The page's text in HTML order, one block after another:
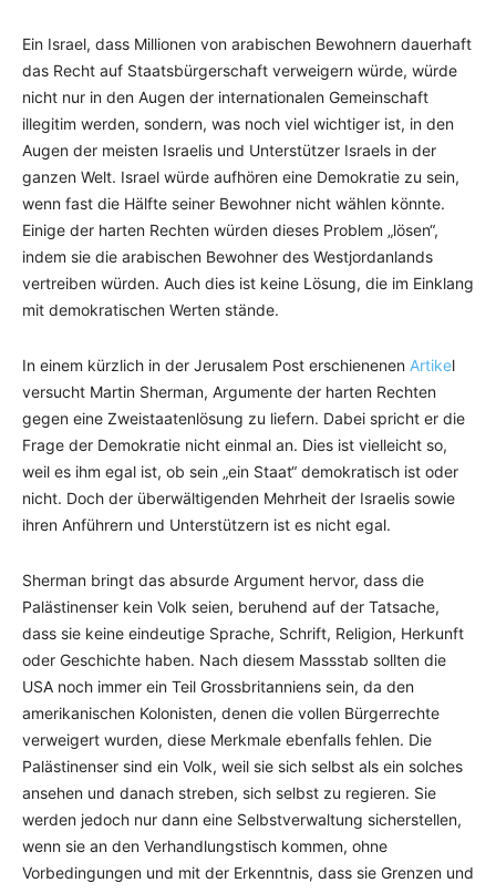
Ein Israel, dass Millionen von arabischen Bewohnern dauerhaft
das Recht auf Staatsbürgerschaft verweigern würde, würde
nicht nur in den Augen der internationalen Gemeinschaft
illegitim werden, sondern, was noch viel wichtiger ist, in den
Augen der meisten Israelis und Unterstützer Israels in der
ganzen Welt. Israel würde aufhören eine Demokratie zu sein,
wenn fast die Hälfte seiner Bewohner nicht wählen könnte.
Einige der harten Rechten würden dieses Problem „lösen“,
indem sie die arabischen Bewohner des Westjordanlands
vertreiben würden. Auch dies ist keine Lösung, die im Einklang
mit demokratischen Werten stände.
In einem kürzlich in der Jerusalem Post erschienenen Artikel
versucht Martin Sherman, Argumente der harten Rechten
gegen eine Zweistaatenlösung zu liefern. Dabei spricht er die
Frage der Demokratie nicht einmal an. Dies ist vielleicht so,
weil es ihm egal ist, ob sein „ein Staat“ demokratisch ist oder
nicht. Doch der überwältigenden Mehrheit der Israelis sowie
ihren Anführern und Unterstützern ist es nicht egal.
Sherman bringt das absurde Argument hervor, dass die
Palästinenser kein Volk seien, beruhend auf der Tatsache,
dass sie keine eindeutige Sprache, Schrift, Religion, Herkunft
oder Geschichte haben. Nach diesem Massstab sollten die
USA noch immer ein Teil Grossbritanniens sein, da den
amerikanischen Kolonisten, denen die vollen Bürgerrechte
verweigert wurden, diese Merkmale ebenfalls fehlen. Die
Palästinenser sind ein Volk, weil sie sich selbst als ein solches
ansehen und danach streben, sich selbst zu regieren. Sie
werden jedoch nur dann eine Selbstverwaltung sicherstellen,
wenn sie an den Verhandlungstisch kommen, ohne
Vorbedingungen und mit der Erkenntnis, dass sie Grenzen und